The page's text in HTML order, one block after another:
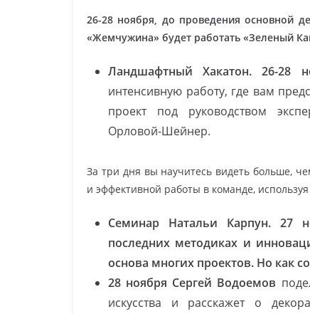
26-28 ноября, до проведения основной
«Жемчужина» будет работать «Зеленый
Ландшафтный Хакатон. 26-28
интенсивную работу, где вам
проект под руководством
Орловой-Шейнер.
За три дня вы научитесь видеть больше,
и эффективной работы в команде,
Семинар Натальи Карпун. 27
последних методиках и
основа многих проектов. Но как
28 ноября Сергей Водоемов
искусства и расскажет о